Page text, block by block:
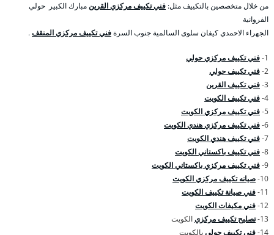
من خلال متخصصين بالتكييف مثل: فني تكييف مركزي القرينمبارك الكبير حولي
الفروانية
الجهراء الاحمدي كيفان سلوى السالمية جنوب السرةفني تكييف مركزي المنقف.
1- فني تكييف مركزي حولي
2- فني تكييف حولي
3- فني تكييف القرين
4- فني تكييف الكويت
5- فني تكييف مركزي الكويت
6- فني تكييف مركزي هندي الكويت
7- فني تكييف هندي الكويت
8- فني تكييف باكستاني الكويت
9- فني تكييف مركزي باكستاني الكويت
10- صيانه تكييف مركزي الكويت
11- فني صيانة تكييف الكويت
12- فني مكيفات الكويت
13- تصليح تكييف مركزيالكويت
14- فني تكييف حوليبالكويت